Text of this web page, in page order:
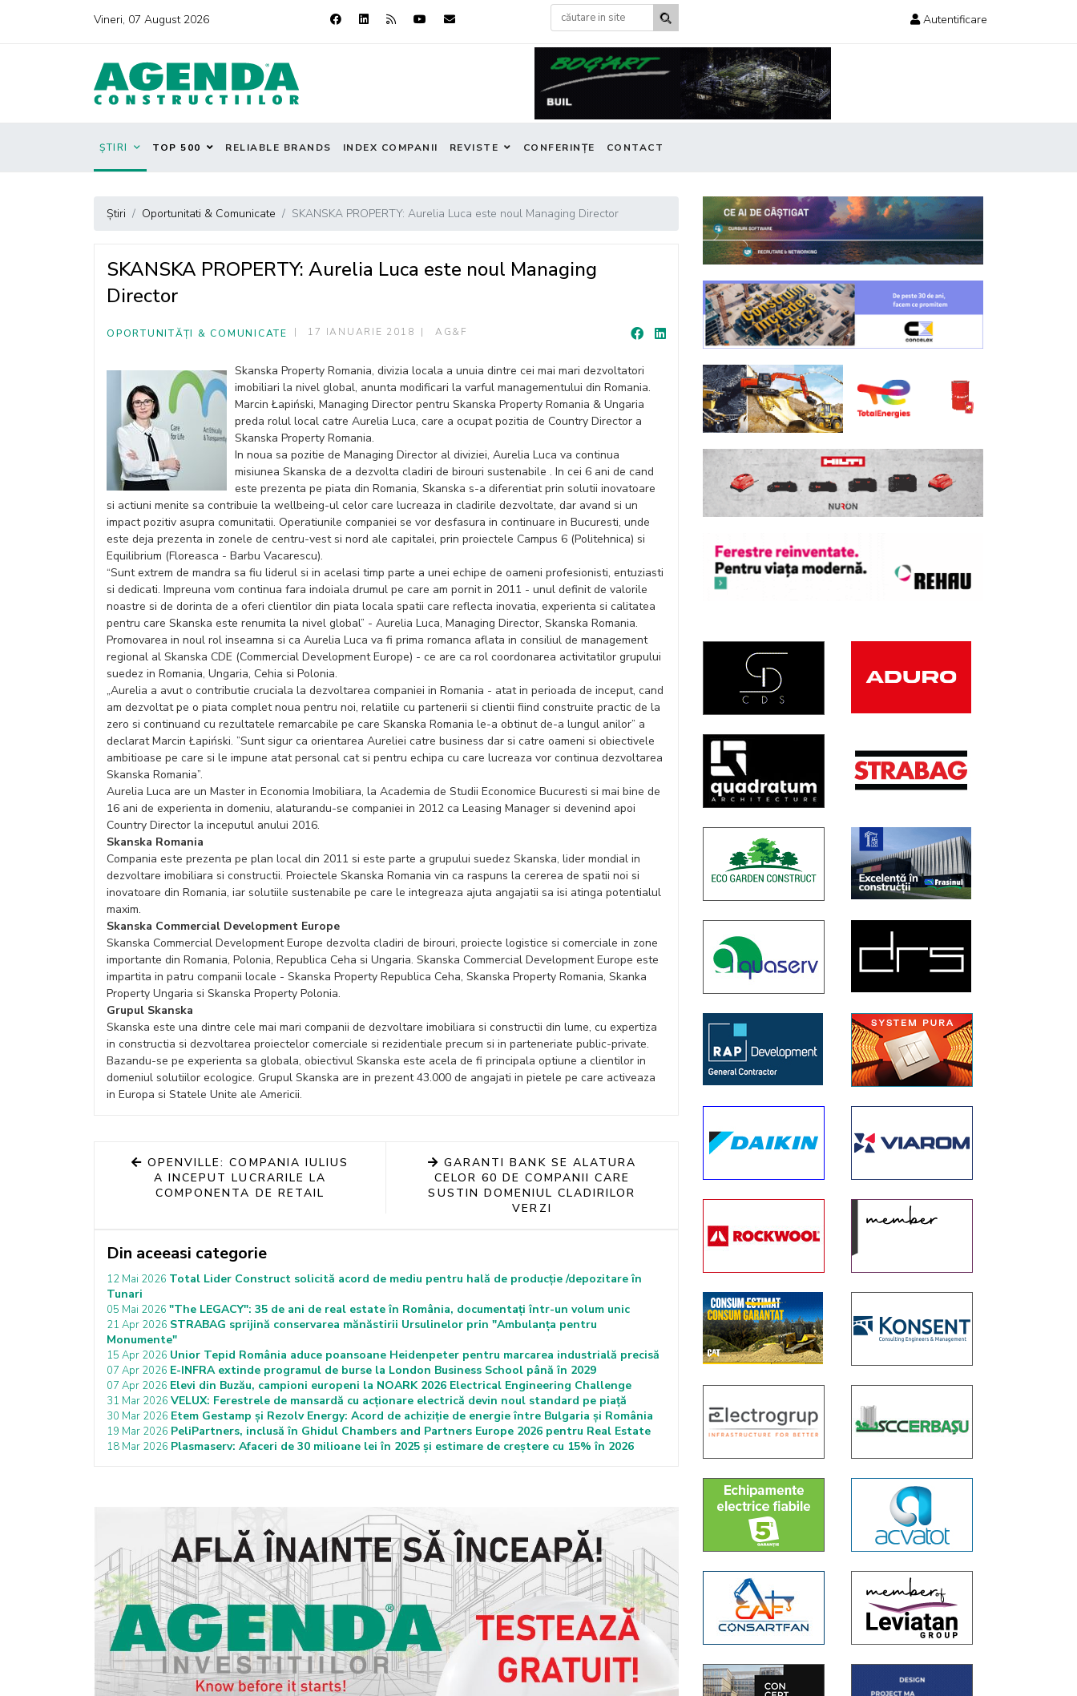
Vineri, 07 August 2026 Autentificare
ȘTIRI TOP 500 RELIABLE BRANDS INDEX COMPANII REVISTE CONFERINȚE CONTACT
Știri Oportunitati & Comunicate SKANSKA PROPERTY: Aurelia Luca este noul Managing Director
SKANSKA PROPERTY: Aurelia Luca este noul Managing
Director
OPORTUNITĂȚI & COMUNICATE 17 IANUARIE 2018 AG&F
Skanska Property Romania, divizia locala a unuia dintre cei mai mari dezvoltatori
imobiliari la nivel global, anunta modificari la varful managementului din Romania.
Marcin Łapiński, Managing Director pentru Skanska Property Romania & Ungaria
preda rolul local catre Aurelia Luca, care a ocupat pozitia de Country Director a
Skanska Property Romania.
In noua sa pozitie de Managing Director al diviziei, Aurelia Luca va continua
misiunea Skanska de a dezvolta cladiri de birouri sustenabile . In cei 6 ani de cand
este prezenta pe piata din Romania, Skanska s-a diferentiat prin solutii inovatoare
si actiuni menite sa contribuie la wellbeing-ul celor care lucreaza in cladirile dezvoltate, dar avand si un
impact pozitiv asupra comunitatii. Operatiunile companiei se vor desfasura in continuare in Bucuresti, unde
este deja prezenta in zonele de centru-vest si nord ale capitalei, prin proiectele Campus 6 (Politehnica) si
Equilibrium (Floreasca - Barbu Vacarescu).
“Sunt extrem de mandra sa fiu liderul si in acelasi timp parte a unei echipe de oameni profesionisti, entuziasti
si dedicati. Impreuna vom continua fara indoiala drumul pe care am pornit in 2011 - unul definit de valorile
noastre si de dorinta de a oferi clientilor din piata locala spatii care reflecta inovatia, experienta si calitatea
pentru care Skanska este renumita la nivel global” - Aurelia Luca, Managing Director, Skanska Romania.
Promovarea in noul rol inseamna si ca Aurelia Luca va fi prima romanca aflata in consiliul de management
regional al Skanska CDE (Commercial Development Europe) - ce are ca rol coordonarea activitatilor grupului
suedez in Romania, Ungaria, Cehia si Polonia.
„Aurelia a avut o contributie cruciala la dezvoltarea companiei in Romania - atat in perioada de inceput, cand
am dezvoltat pe o piata complet noua pentru noi, relatiile cu partenerii si clientii fiind construite practic de la
zero si continuand cu rezultatele remarcabile pe care Skanska Romania le-a obtinut de-a lungul anilor” a
declarat Marcin Łapiński. ”Sunt sigur ca orientarea Aureliei catre business dar si catre oameni si obiectivele
ambitioase pe care si le impune atat personal cat si pentru echipa cu care lucreaza vor continua dezvoltarea
Skanska Romania”.
Aurelia Luca are un Master in Economia Imobiliara, la Academia de Studii Economice Bucuresti si mai bine de
16 ani de experienta in domeniu, alaturandu-se companiei in 2012 ca Leasing Manager si devenind apoi
Country Director la inceputul anului 2016.
Skanska Romania
Compania este prezenta pe plan local din 2011 si este parte a grupului suedez Skanska, lider mondial in
dezvoltare imobiliara si constructii. Proiectele Skanska Romania vin ca raspuns la cererea de spatii noi si
inovatoare din Romania, iar solutiile sustenabile pe care le integreaza ajuta angajatii sa isi atinga potentialul
maxim.
Skanska Commercial Development Europe
Skanska Commercial Development Europe dezvolta cladiri de birouri, proiecte logistice si comerciale in zone
importante din Romania, Polonia, Republica Ceha si Ungaria. Skanska Commercial Development Europe este
impartita in patru companii locale - Skanska Property Republica Ceha, Skanska Property Romania, Skanka
Property Ungaria si Skanska Property Polonia.
Grupul Skanska
Skanska este una dintre cele mai mari companii de dezvoltare imobiliara si constructii din lume, cu expertiza
in constructia si dezvoltarea proiectelor comerciale si rezidentiale precum si in parteneriate public-private.
Bazandu-se pe experienta sa globala, obiectivul Skanska este acela de fi principala optiune a clientilor in
domeniul solutiilor ecologice. Grupul Skanska are in prezent 43.000 de angajati in pietele pe care activeaza
in Europa si Statele Unite ale Americii.
OPENVILLE: COMPANIA IULIUS
A INCEPUT LUCRARILE LA
COMPONENTA DE RETAIL
GARANTI BANK SE ALATURA
CELOR 60 DE COMPANII CARE
SUSTIN DOMENIUL CLADIRILOR
VERZI
Din aceeasi categorie
12 Mai 2026 Total Lider Construct solicită acord de mediu pentru hală de producție /depozitare în
Tunari
05 Mai 2026 "The LEGACY": 35 de ani de real estate în România, documentați într-un volum unic
21 Apr 2026 STRABAG sprijină conservarea mănăstirii Ursulinelor prin "Ambulanța pentru
Monumente"
15 Apr 2026 Unior Tepid România aduce poansoane Heidenpeter pentru marcarea industrială precisă
07 Apr 2026 E-INFRA extinde programul de burse la London Business School până în 2029
07 Apr 2026 Elevi din Buzău, campioni europeni la NOARK 2026 Electrical Engineering Challenge
31 Mar 2026 VELUX: Ferestrele de mansardă cu acționare electrică devin noul standard pe piață
30 Mar 2026 Etem Gestamp și Rezolv Energy: Acord de achiziție de energie între Bulgaria și România
19 Mar 2026 PeliPartners, inclusă în Ghidul Chambers and Partners Europe 2026 pentru Real Estate
18 Mar 2026 Plasmaserv: Afaceri de 30 milioane lei în 2025 și estimare de creștere cu 15% în 2026